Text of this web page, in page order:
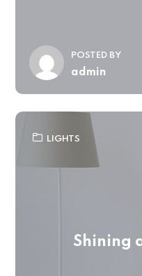
POSTED BY
admin
LIGHTS
Shining